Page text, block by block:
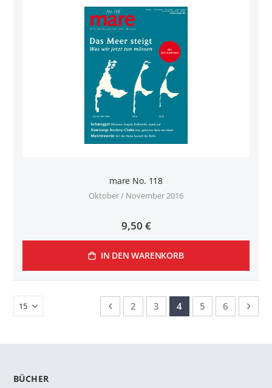
mare No. 118
Oktober / November 2016
9,50 €
IN DEN WARENKORB
SeiteSeite
ZurückSeite
2 Seite
3 Sie lesen gerade Seite
4 Seite
5 Seite
6 Seite
BÜCHER